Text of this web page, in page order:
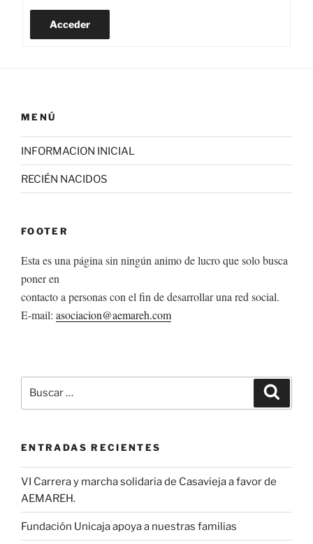
Acceder
MENÚ
INFORMACION INICIAL
RECIÉN NACIDOS
FOOTER
Esta es una página sin ningún animo de lucro que solo busca
poner en
contacto a personas con el fin de desarrollar una red social.
E-mail: asociacion@aemareh.com
por:
ENTRADAS RECIENTES
VI Carrera y marcha solidaria de Casavieja a favor de
AEMAREH.
Fundación Unicaja apoya a nuestras familias